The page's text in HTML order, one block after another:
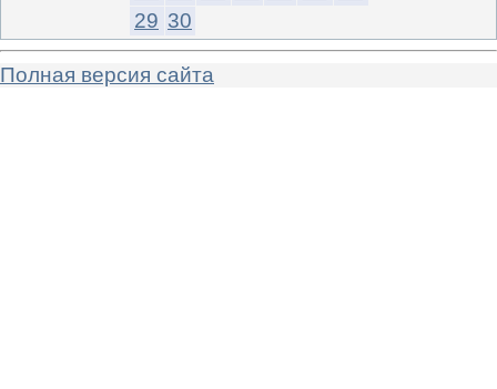
29 30
Полная версия сайта